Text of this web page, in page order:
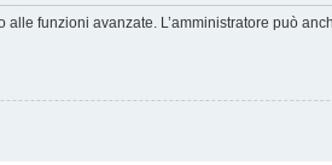
funzioni avanzate. L’amministratore può